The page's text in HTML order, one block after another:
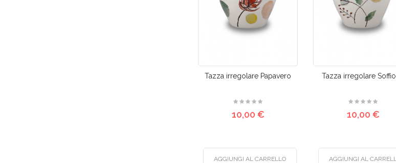
Tazza irregolare Papavero
10,00 €
AGGIUNGI AL CARRELLO
Tazza irregolare
10,00 €
AGGIUNGI AL